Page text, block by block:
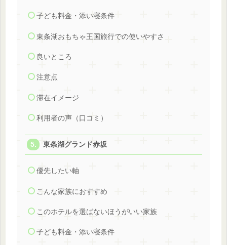
子ども料金・添い寝条件
東条湖おもちゃ王国旅行での使いやすさ
良いところ
注意点
滞在イメージ
利用者の声（口コミ）
東条湖グランド赤坂
優先したい軸
こんな家族におすすめ
このホテルを選ばないほうがいい家族
子ども料金・添い寝条件